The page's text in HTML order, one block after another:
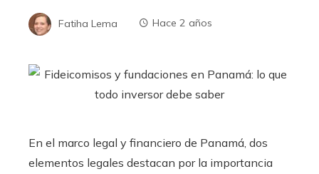
Fatiha Lema Hace 2 años
En el marco legal y financiero de Panamá, dos
elementos legales destacan por la importancia